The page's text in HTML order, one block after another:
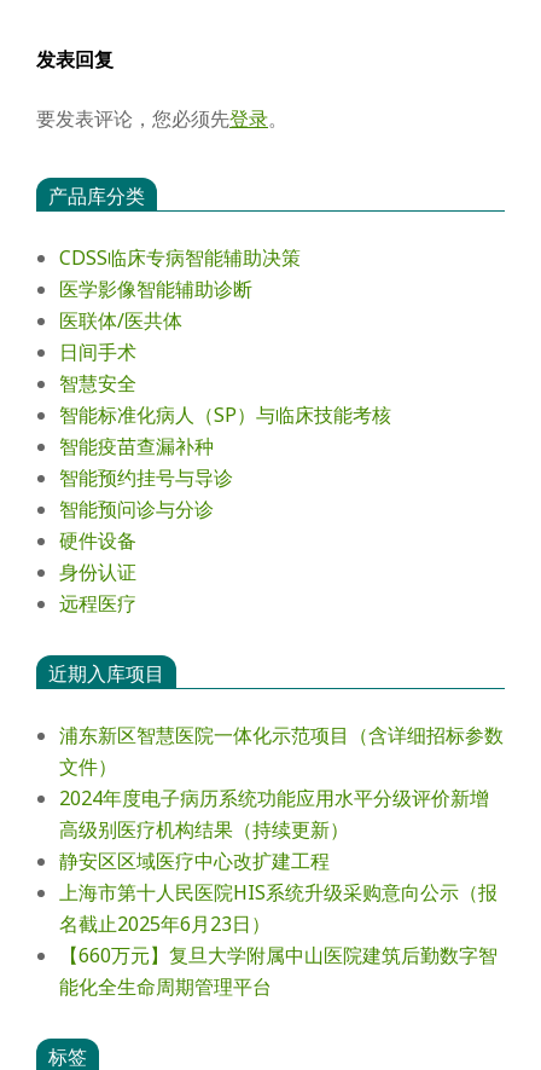
01
发表回复
要发表评论，您必须先登录。
产品库分类
CDSS临床专病智能辅助决策
医学影像智能辅助诊断
医联体/医共体
日间手术
智慧安全
智能标准化病人（SP）与临床技能考核
智能疫苗查漏补种
智能预约挂号与导诊
智能预问诊与分诊
硬件设备
身份认证
远程医疗
近期入库项目
浦东新区智慧医院一体化示范项目（含详细招标参数
文件）
2024年度电⼦病历系统功能应⽤⽔平分级评价新增
⾼级别医疗机构结果（持续更新）
静安区区域医疗中心改扩建工程
上海市第十人民医院HIS系统升级采购意向公示（报
名截止2025年6月23日）
【660万元】复旦大学附属中山医院建筑后勤数字智
能化全生命周期管理平台
标签